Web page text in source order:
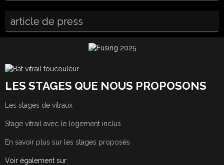
article de press
LES STAGES QUE NOUS PROPOSONS
Les stages de vitraux
Stage vitrail avec le logement inclus
En savoir plus sur les stages proposés
Voir également sur